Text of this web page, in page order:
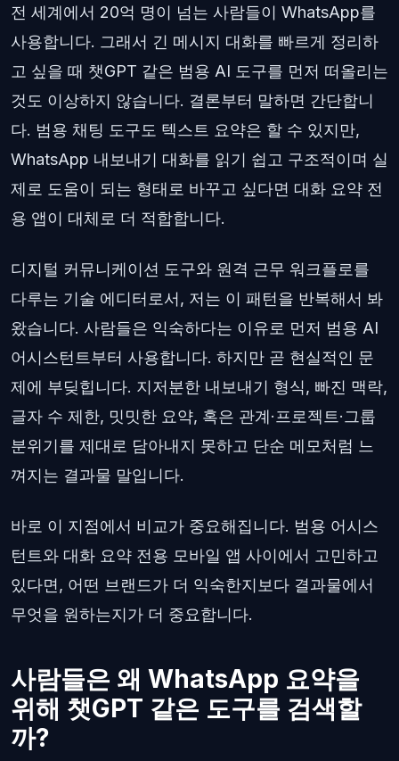
전 세계에서 20억 명이 넘는 사람들이 WhatsApp를
사용합니다. 그래서 긴 메시지 대화를 빠르게 정리하
고 싶을 때 챗GPT 같은 범용 AI 도구를 먼저 떠올리는
것도 이상하지 않습니다. 결론부터 말하면 간단합니
다. 범용 채팅 도구도 텍스트 요약은 할 수 있지만,
WhatsApp 내보내기 대화를 읽기 쉽고 구조적이며 실
제로 도움이 되는 형태로 바꾸고 싶다면 대화 요약 전
용 앱이 대체로 더 적합합니다.
디지털 커뮤니케이션 도구와 원격 근무 워크플로를
다루는 기술 에디터로서, 저는 이 패턴을 반복해서 봐
왔습니다. 사람들은 익숙하다는 이유로 먼저 범용 AI
어시스턴트부터 사용합니다. 하지만 곧 현실적인 문
제에 부딪힙니다. 지저분한 내보내기 형식, 빠진 맥락,
글자 수 제한, 밋밋한 요약, 혹은 관계·프로젝트·그룹
분위기를 제대로 담아내지 못하고 단순 메모처럼 느
껴지는 결과물 말입니다.
바로 이 지점에서 비교가 중요해집니다. 범용 어시스
턴트와 대화 요약 전용 모바일 앱 사이에서 고민하고
있다면, 어떤 브랜드가 더 익숙한지보다 결과물에서
무엇을 원하는지가 더 중요합니다.
사람들은 왜 WhatsApp 요약을
위해 챗GPT 같은 도구를 검색할
까?